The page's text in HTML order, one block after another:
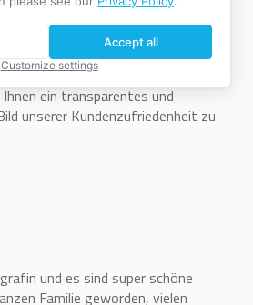
eine Übersicht unserer
gebündelt aus verschiedenen
Bewertungen werden aus Google,
und weiteren Portalen
ein transparentes und
unserer Kundenzufriedenheit zu
und es sind super schöne
Familie geworden, vielen
Accept all
Customize settings